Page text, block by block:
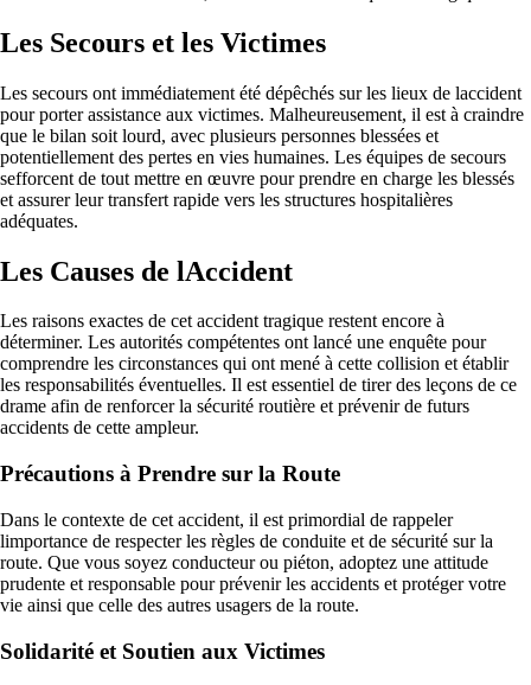
Les Secours et les Victimes
Les secours ont immédiatement été dépêchés sur les lieux de laccident
pour porter assistance aux victimes. Malheureusement, il est à craindre
que le bilan soit lourd, avec plusieurs personnes blessées et
potentiellement des pertes en vies humaines. Les équipes de secours
sefforcent de tout mettre en œuvre pour prendre en charge les blessés
et assurer leur transfert rapide vers les structures hospitalières
adéquates.
Les Causes de lAccident
Les raisons exactes de cet accident tragique restent encore à
déterminer. Les autorités compétentes ont lancé une enquête pour
comprendre les circonstances qui ont mené à cette collision et établir
les responsabilités éventuelles. Il est essentiel de tirer des leçons de ce
drame afin de renforcer la sécurité routière et prévenir de futurs
accidents de cette ampleur.
Précautions à Prendre sur la Route
Dans le contexte de cet accident, il est primordial de rappeler
limportance de respecter les règles de conduite et de sécurité sur la
route. Que vous soyez conducteur ou piéton, adoptez une attitude
prudente et responsable pour prévenir les accidents et protéger votre
vie ainsi que celle des autres usagers de la route.
Solidarité et Soutien aux Victimes